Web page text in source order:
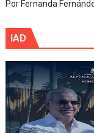
Por Fernanda
IAD